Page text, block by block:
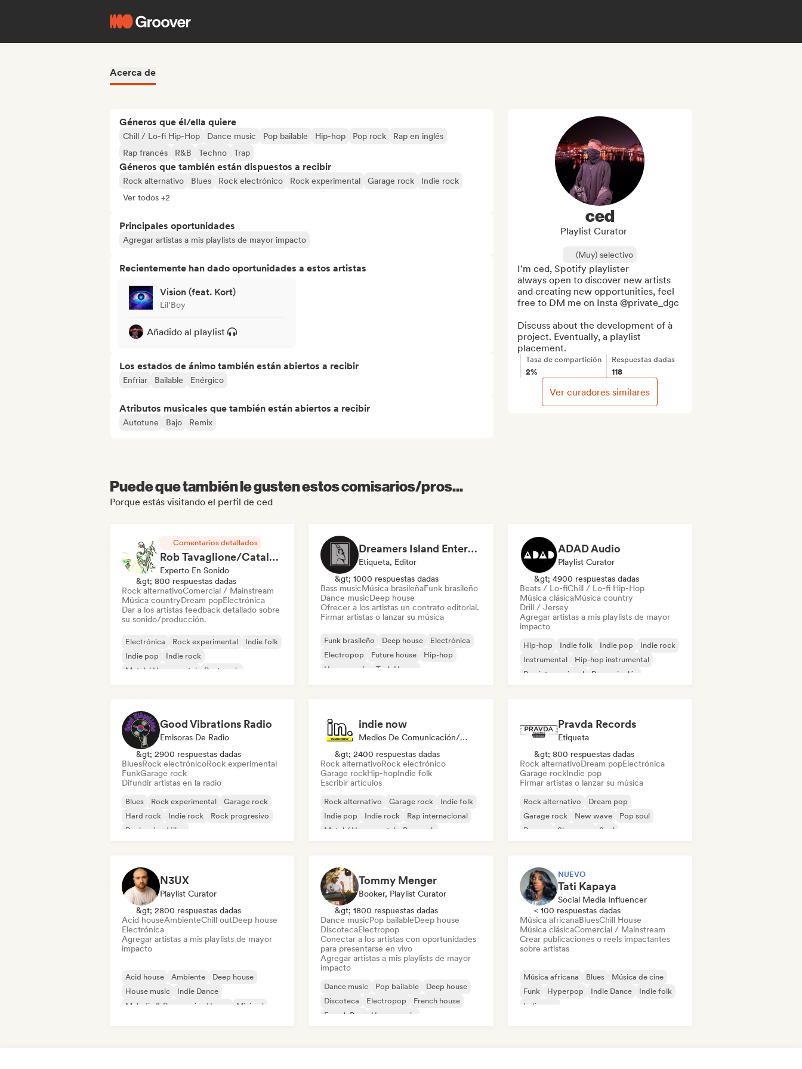
Acerca de
Géneros que él/ella quiere
Chill / Lo-fi Hip-Hop Dance music Pop bailable Hip-hop Pop rock
Rap en inglés
Rap francés
R&B Techno Trap
Géneros que también están dispuestos a recibir
Rock alternativo Blues Rock electrónico Rock experimental Garage rock
Indie rock
Ver todos +2
Principales oportunidades
Agregar artistas a mis playlists de mayor impacto
Recientemente han dado oportunidades a estos artistas
Vision (feat. Kort)
Lil’Boy
Añadido al playlist
Los estados de ánimo también están abiertos a recibir
Enfriar Bailable Enérgico
Atributos musicales que también están abiertos a recibir
Autotune Bajo Remix
ced
Playlist Curator
(Muy) selectivo
I'm ced, Spotify playlister
always open to discover new artists
and creating new opportunities, feel
free to DM me on Insta @private_dgc
Discuss about the development of à
project. Eventually, a playlist
placement.
Tasa de compartición
2%
Respuestas dadas
118
Ver curadores similares
Puede que también le gusten estos comisarios/pros...
Porque estás visitando el perfil de ced
Comentarios detallados
Rob Tavaglione/Catalyst Recording
Experto En Sonido
&gt; 800 respuestas dadas
Rock alternativoComercial / Mainstream
Música countryDream popElectrónica
Dar a los artistas feedback detallado sobre
su sonido/producción.
Electrónica Rock experimental
Indie folk
Indie pop
Indie rock
Metal / Heavy metal
Post punk
Dreamers Island Entertainment
Etiqueta, Editor
&gt; 1000 respuestas dadas
Bass musicMúsica brasileñaFunk brasileño
Dance musicDeep house
Ofrecer a los artistas un contrato editorial.
Firmar artistas o lanzar su música
Funk brasileño Deep house
Electrónica
Electropop
Future house
Hip-hop
House music
Tech House
ADAD Audio
Playlist Curator
&gt; 4900 respuestas dadas
Beats / Lo-fiChill / Lo-fi Hip-Hop
Música clásicaMúsica country
Drill / Jersey
Agregar artistas a mis playlists de mayor
impacto
Hip-hop Indie folk Indie pop
Indie rock
Instrumental
Hip-hop instrumental
Rap internacional
Rap en inglés
Good Vibrations Radio
Emisoras De Radio
&gt; 2900 respuestas dadas
BluesRock electrónicoRock experimental
FunkGarage rock
Difundir artistas en la radio
Blues Rock experimental
Garage rock
Hard rock
Indie rock
Rock progresivo
Rock psicodélico
indie now
Medios De Comunicación/Periodista
&gt; 2400 respuestas dadas
Rock alternativoRock electrónico
Garage rockHip-hopIndie folk
Escribir artículos
Rock alternativo Garage rock
Indie folk
Indie pop
Indie rock
Rap internacional
Metal / Heavy metal
Pop rock
Pravda Records
Etiqueta
&gt; 800 respuestas dadas
Rock alternativoDream popElectrónica
Garage rockIndie pop
Firmar artistas o lanzar su música
Rock alternativo
Dream pop
Garage rock
New wave
Pop soul
Reggae
Shoegaze Soul
N3UX
Playlist Curator
&gt; 2800 respuestas dadas
Acid houseAmbienteChill outDeep house
Electrónica
Agregar artistas a mis playlists de mayor
impacto
Acid house Ambiente
Deep house
House music
Indie Dance
Melodic & Progressive House
Minimal
Tommy Menger
Booker, Playlist Curator
&gt; 1800 respuestas dadas
Dance musicPop bailableDeep house
DiscotecaElectropop
Conectar a los artistas con oportunidades
para presentarse en vivo
Agregar artistas a mis playlists de mayor
impacto
Dance music Pop bailable
Deep house
Discoteca
Electropop
French house
French Pop
House music
NUEVO
Tati Kapaya
Social Media Influencer
< 100 respuestas dadas
Música africanaBluesChill House
Música clásicaComercial / Mainstream
Crear publicaciones o reels impactantes
sobre artistas
Música africana Blues
Música de cine
Funk
Hyperpop Indie Dance
Indie folk
Indie pop